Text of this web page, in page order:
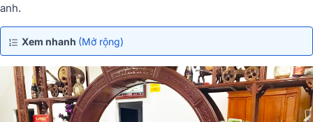
anh.
Xem nhanh (Mở rộng)